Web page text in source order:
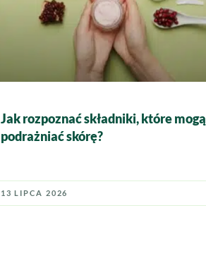
Jak rozpoznać składniki, które mogą
podrażniać skórę?
13 LIPCA 2026